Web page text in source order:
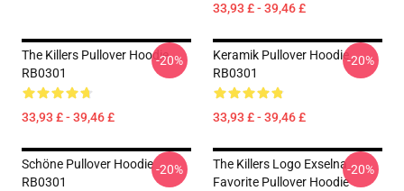
33,93 £ - 39,46 £
The Killers Pullover Hoodie
RB0301
33,93 £ - 39,46 £
-20%
Keramik Pullover Hoodie
RB0301
33,93 £ - 39,46 £
-20%
Schöne Pullover Hoodie
RB0301
-20%
The Killers Logo Exselna
Favorite Pullover Hoodie
-20%